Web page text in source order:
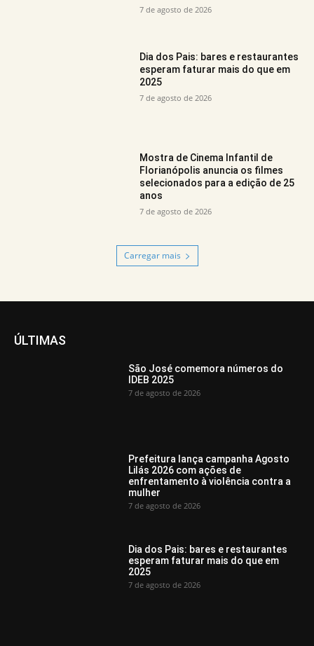
7 de agosto de 2026
Dia dos Pais: bares e restaurantes
esperam faturar mais do que em
2025
7 de agosto de 2026
Mostra de Cinema Infantil de
Florianópolis anuncia os filmes
selecionados para a edição de 25
anos
7 de agosto de 2026
Carregar mais
ÚLTIMAS
São José comemora números do
IDEB 2025
7 de agosto de 2026
Prefeitura lança campanha Agosto
Lilás 2026 com ações de
enfrentamento à violência contra a
mulher
7 de agosto de 2026
Dia dos Pais: bares e restaurantes
esperam faturar mais do que em
2025
7 de agosto de 2026